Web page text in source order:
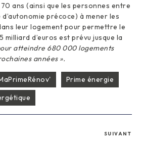
ans (ainsi que les personnes entre
précoce) à mener les
leur logement pour permettre le
milliard d’euros est prévu jusque la
atteindre 680 000 logements
années ».
Prime énergie
SUIVANT